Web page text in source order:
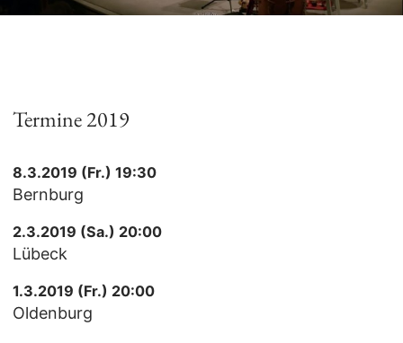
Termine 2019
8.3.2019 (Fr.) 19:30
Bernburg
2.3.2019 (Sa.) 20:00
Lübeck
1.3.2019 (Fr.) 20:00
Oldenburg